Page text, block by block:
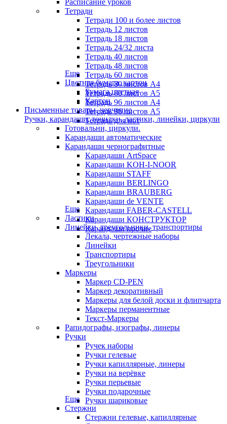
Расписание уроков
Тетради
Тетради 100 и более листов
Тетрадь 12 листов
Тетрадь 18 листов
Тетрадь 24/32 листа
Тетрадь 40 листов
Тетрадь 48 листов
Тетрадь 60 листов
Тетрадь 80 листов А4
Тетрадь 80 листов А5
Тетрадь 96 листов А4
Тетрадь 96 листов А5
Тетрадь для нот
Еще
Цветная бумага, картон
Бумага цветная
Картон
Письменные товары, черчение
Ручки, карандаши, точилки, ластики, линейки, циркули
Готовальни, циркули.
Карандаши автоматические
Карандаши чернографитные
Карандаши ArtSpace
Карандаши KOH-I-NOOR
Карандаши STAFF
Карандаши BERLINGO
Карандаши BRAUBERG
Карандаши de VENTE
Карандаши FABER-CASTELL
Карандаши КОНСТРУКТОР
Карандаши прочие
Еще
Ластики
Линейки, треугольники, транспортиры
Лекала, чертежные наборы
Линейки
Транспортиры
Треугольники
Маркеры
Маркер CD-PEN
Маркер декоративный
Маркеры для белой доски и флипчарта
Маркеры перманентные
Текст-Маркеры
Рапидографы, изографы, линеры
Ручки
Ручек наборы
Ручки гелевые
Ручки капиллярные, линеры
Ручки на верёвке
Ручки перьевые
Ручки подарочные
Ручки шариковые
Еще
Стержни
Стержни гелевые, капиллярные